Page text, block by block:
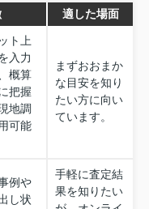
適した場面
ト上
入力
概算
把握
地調
可能
まずおおまか
な目安を知り
たい方に向い
ています。
例や
し状
手軽に査定結
果を知りたい